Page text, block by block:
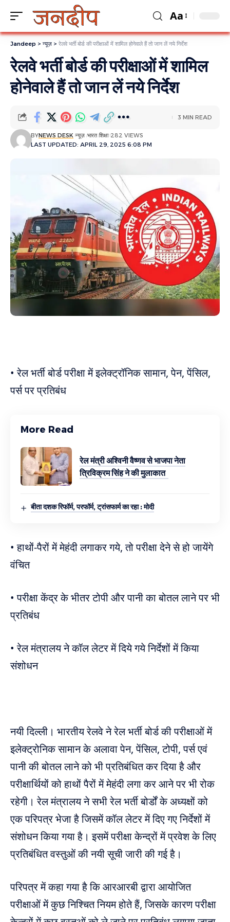
Aa
Jandeep > न्यूज़ > रेलवे भर्ती बोर्ड की परीक्षाओं में शामिल होनेवाले हैं तो जान लें नये निर्देश
रेलवे भर्ती बोर्ड की परीक्षाओं में शामिल
होनेवाले हैं तो जान लें नये निर्देश
LAST UPDATED: APRIL 29, 2025 6:08 PM
BYNEWS DESK न्यूज़ भारत शिक्षा 282 VIEWS
3 MIN READ
• रेल भर्ती बोर्ड परीक्षा में इलेक्ट्रॉनिक सामान, पेन, पेंसिल,
पर्स पर प्रतिबंध
More Read
रेल मंत्री अश्विनी वैष्णव से भाजपा नेता
त्रिविक्रम सिंह ने की मुलाकात
बीता दशक रिफॉर्म, परफॉर्म, ट्रांसफार्म का रहा : मोदी
• हाथों-पैरों में मेहंदी लगाकर गये, तो परीक्षा देने से हो जायेंगे
वंचित
• परीक्षा केंद्र के भीतर टोपी और पानी का बोतल लाने पर भी
प्रतिबंध
• रेल मंत्रालय ने कॉल लेटर में दिये गये निर्देशों में किया
संशोधन
नयी दिल्ली। भारतीय रेलवे ने रेल भर्ती बोर्ड की परीक्षाओं में
इलेक्ट्रोनिक सामान के अलावा पेन, पेंसिल, टोपी, पर्स एवं
पानी की बोतल लाने को भी प्रतिबंधित कर दिया है और
परीक्षार्थियों को हाथों पैरों में मेहंदी लगा कर आने पर भी रोक
रहेगी। रेल मंत्रालय ने सभी रेल भर्ती बोर्डों के अध्यक्षों को
एक परिपत्र भेजा है जिसमें कॉल लेटर में दिए गए निर्देशों में
संशोधन किया गया है। इसमें परीक्षा केन्द्रों में प्रवेश के लिए
प्रतिबंधित वस्तुओं की नयी सूची जारी की गई है।
परिपत्र में कहा गया है कि आरआरबी द्वारा आयोजित
परीक्षाओं में कुछ निश्चित नियम होते हैं, जिसके कारण परीक्षा